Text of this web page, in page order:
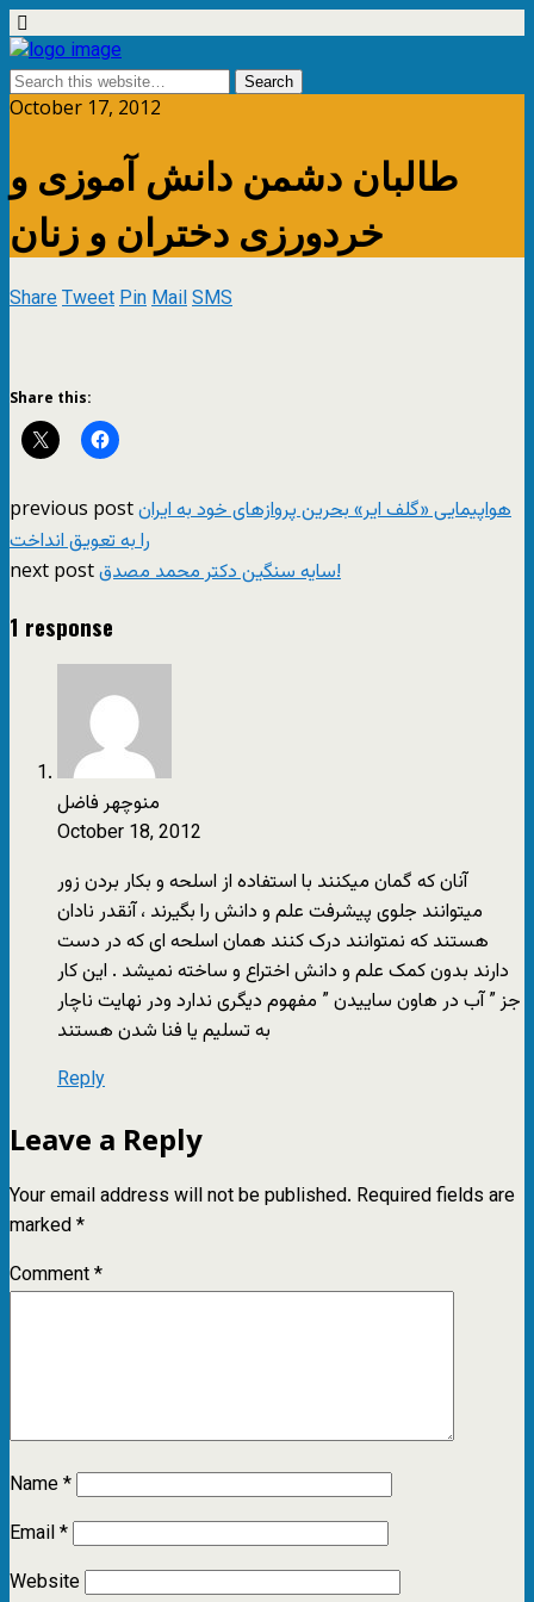
October 17, 2012
طالبان دشمن دانش آموزی و
خردورزی دختران و زنان
ShareTweetPinMailSMS
Share this:
previous postهواپیمایی «گلف ایر» بحرین پروازهای خود به ایران
را به تعویق انداخت
next post سایه سنگین دکتر محمد مصدق!
1 response
منوچهر فاضل
October 18, 2012
آنان که گمان میکنند با استفاده از اسلحه و بکار بردن زور
میتوانند جلوی پیشرفت علم و دانش را بگیرند ، آنقدر نادان
هستند که نمتوانند درک کنند همان اسلحه ای که در دست
دارند بدون کمک علم و دانش اختراع و ساخته نمیشد . این کار
جز ” آب در هاون ساییدن ” مفهوم دیگری ندارد ودر نهایت ناچار
به تسلیم یا فنا شدن هستند
Reply
Leave a Reply
Your email address will not be published. Required fields are
marked*
Comment*
Name*
Email*
Website